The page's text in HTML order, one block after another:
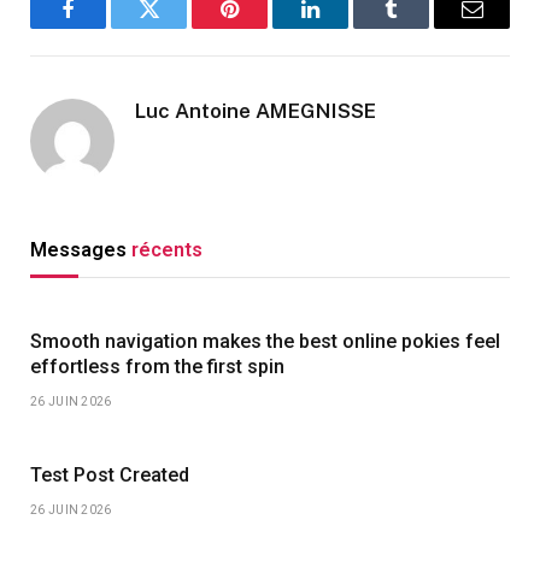
FacebookTwitter Pinterest LinkedInTumblr Email
Luc Antoine AMEGNISSE
Messages récents
Smooth navigation makes the best online pokies feel
effortless from the first spin
26 JUIN 2026
Test Post Created
26 JUIN 2026